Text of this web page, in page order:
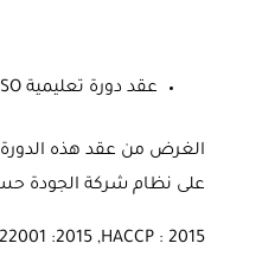
عقد دورة تعليمية ISO
الغرض من عقد هذه
على نظام شركة الجودة
:2015 ,HACCP : 2015